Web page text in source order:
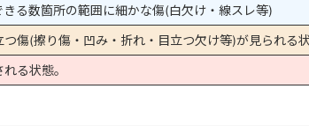
る数箇所の範囲に細かな傷(白欠け・線スレ等)
傷(擦り傷・凹み・折れ・目立つ欠け等)が見られる状
る状態。